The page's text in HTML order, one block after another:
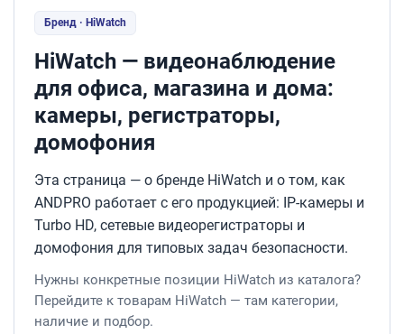
Бренд · HiWatch
HiWatch — видеонаблюдение
для офиса, магазина и дома:
камеры, регистраторы,
домофония
Эта страница — о бренде HiWatch и о том, как
ANDPRO работает с его продукцией: IP-камеры и
Turbo HD, сетевые видеорегистраторы и
домофония для типовых задач безопасности.
Нужны конкретные позиции HiWatch из каталога?
Перейдите к товарам HiWatch — там категории,
наличие и подбор.